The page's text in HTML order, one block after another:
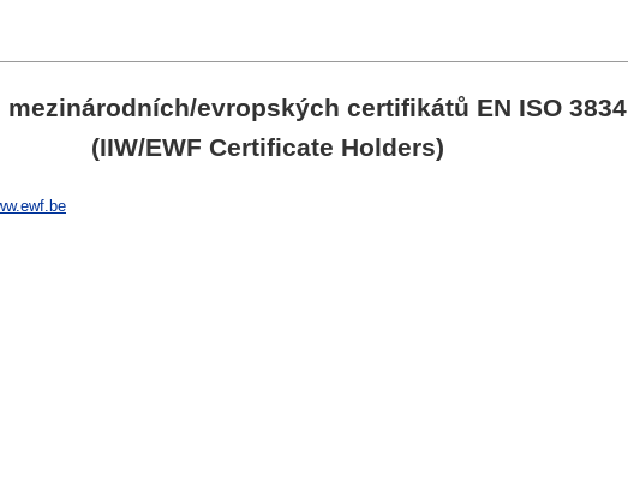
mezinárodních/evropských certifikátů EN ISO 3834
(IIW/EWF Certificate Holders)